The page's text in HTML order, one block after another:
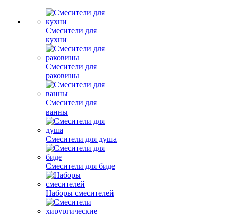
Смесители для
кухни
Смесители для
раковины
Смесители для
ванны
Смесители для душа
Смесители для биде
Наборы смесителей